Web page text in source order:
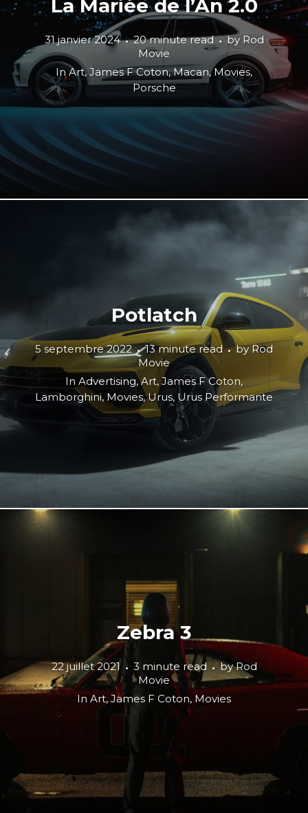
La Mariée de l’An 2.0
31 janvier 2024 20 minute read by Rod
Movie
InArt,James F Coton,Macan,Movies,
Porsche
Potlatch
5 septembre 2022 13 minute read byRod
Movie
In Advertising,Art,James F Coton,
Lamborghini, Movies,Urus, Urus Performante
Zebra 3
22 juillet 2021 3 minute read byRod
Movie
In Art, James F Coton, Movies